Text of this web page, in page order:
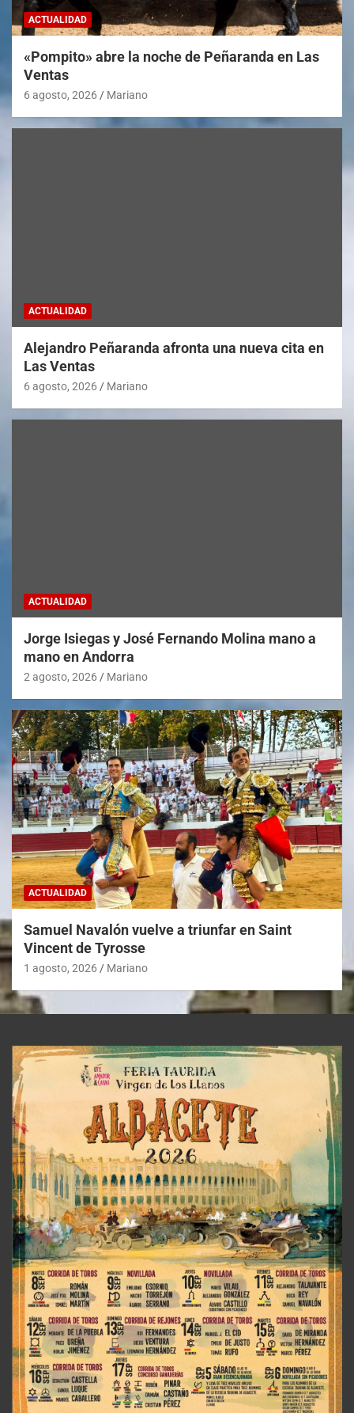
ACTUALIDAD
«Pompito» abre la noche de Peñaranda en Las
Ventas
6 agosto, 2026 Mariano
ACTUALIDAD
Alejandro Peñaranda afronta una nueva cita en
Las Ventas
6 agosto, 2026 Mariano
ACTUALIDAD
Jorge Isiegas y José Fernando Molina mano a
mano en Andorra
2 agosto, 2026 Mariano
ACTUALIDAD
Samuel Navalón vuelve a triunfar en Saint
Vincent de Tyrosse
1 agosto, 2026 Mariano